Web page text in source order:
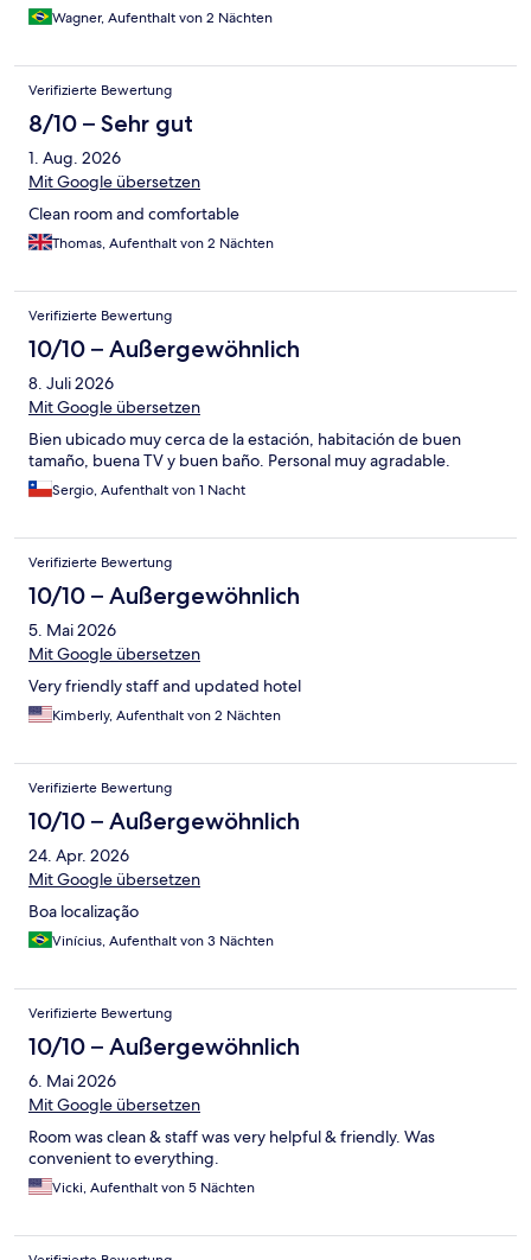
Wagner, Aufenthalt von 2 Nächten
Verifizierte Bewertung
8/10 – Sehr gut
1. Aug. 2026
Mit Google übersetzen
Clean room and comfortable
Thomas, Aufenthalt von 2 Nächten
Verifizierte Bewertung
10/10 – Außergewöhnlich
8. Juli 2026
Mit Google übersetzen
Bien ubicado muy cerca de la estación, habitación de buen
tamaño, buena TV y buen baño. Personal muy agradable.
Sergio, Aufenthalt von 1 Nacht
Verifizierte Bewertung
10/10 – Außergewöhnlich
5. Mai 2026
Mit Google übersetzen
Very friendly staff and updated hotel
Kimberly, Aufenthalt von 2 Nächten
Verifizierte Bewertung
10/10 – Außergewöhnlich
24. Apr. 2026
Mit Google übersetzen
Boa localização
Vinícius, Aufenthalt von 3 Nächten
Verifizierte Bewertung
10/10 – Außergewöhnlich
6. Mai 2026
Mit Google übersetzen
Room was clean & staff was very helpful & friendly. Was
convenient to everything.
Vicki, Aufenthalt von 5 Nächten